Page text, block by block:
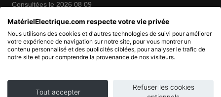
Consultées le 2026 08 09
COPYRIGHT
© 2007 - 2026 Nimbanet
MatérielElectrique.com respecte votre vie privée
Nous utilisons des cookies et d'autres technologies de suivi pour améliorer
votre expérience de navigation sur notre site, pour vous montrer un
contenu personnalisé et des publicités ciblées, pour analyser le trafic de
notre site et pour comprendre la provenance de nos visiteurs.
Tout accepter
Refuser les cookies